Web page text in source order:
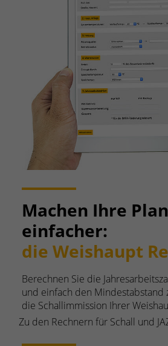
Machen Ihre
einfacher:
die Weishaupt
Berechnen Sie die
und einfach den Mindestabstand
die Schallimmission Ihrer
Zu den Rechnern für Schall und